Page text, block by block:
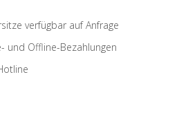
verfügbar auf Anfrage
und Offline-Bezahlungen